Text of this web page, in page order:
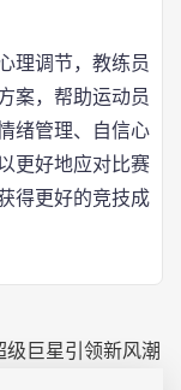
理调节，教练员
案，帮助运动员
绪管理、自信心
更好地应对比赛
得更好的竞技成